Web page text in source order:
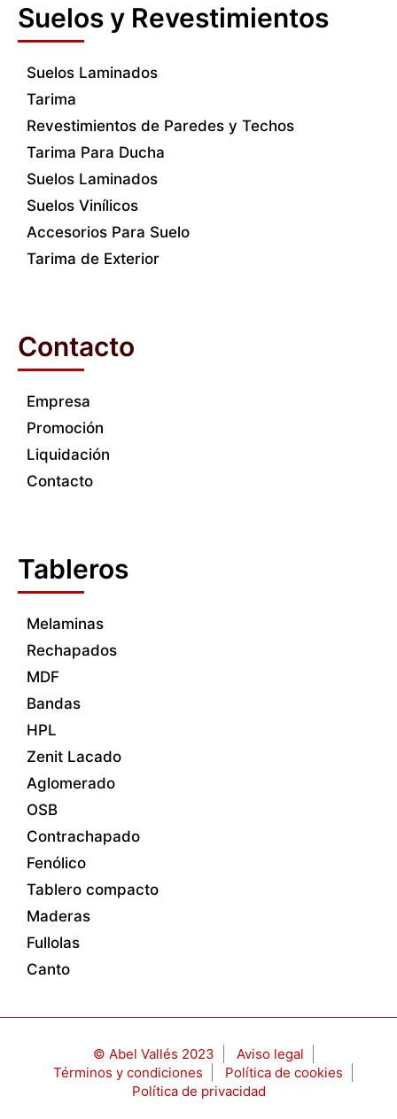
Suelos y Revestimientos
Suelos Laminados
Tarima
Revestimientos de Paredes y Techos
Tarima Para Ducha
Suelos Laminados
Suelos Vinílicos
Accesorios Para Suelo
Tarima de Exterior
Contacto
Empresa
Promoción
Liquidación
Contacto
Tableros
Melaminas
Rechapados
MDF
Bandas
HPL
Zenit Lacado
Aglomerado
OSB
Contrachapado
Fenólico
Tablero compacto
Maderas
Fullolas
Canto
© Abel Vallés 2023
Aviso legal
Términos y condiciones
Política de cookies
Política de privacidad